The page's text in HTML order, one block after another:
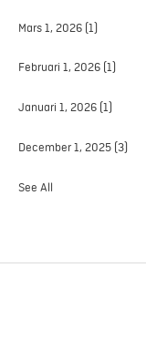
Mars 1, 2026 (1)
Februari 1, 2026 (1)
Januari 1, 2026 (1)
December 1, 2025 (3)
See All